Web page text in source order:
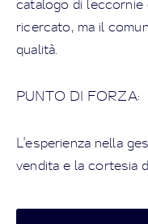
catalogo di leccornie
ricercato, ma il
qualità.
PUNTO DI FORZA:
L'esperienza nella
vendita e la cortesia